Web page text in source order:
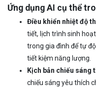
Ứng dụng AI cụ thể
Điều khiển nhiệt độ
tiết, lịch trình sinh
trong gia đình để tự
tiết kiệm năng lượng.
Kịch bản chiếu sáng
chiếu sáng yêu thích